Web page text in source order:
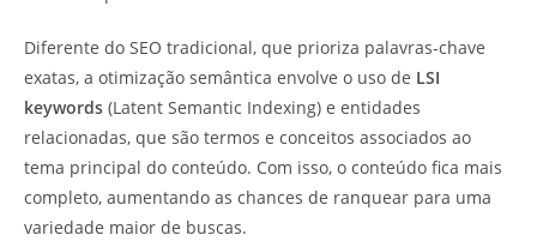
Diferente do SEO tradicional, que prioriza palavras-chave
exatas, a otimização semântica envolve o uso de LSI
keywords (Latent Semantic Indexing) e entidades
relacionadas, que são termos e conceitos associados ao
tema principal do conteúdo. Com isso, o conteúdo fica mais
completo, aumentando as chances de ranquear para uma
variedade maior de buscas.